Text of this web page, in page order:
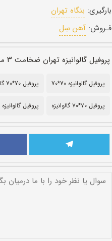
بارگیری: بنگاه تهران
فـروش: آهن سِل
پروفیل گالوانیزه تهران ضخامت ۳ میل سایز ۷۰*۷۰ طول ۶ متر
پروفیل گالوانیزه 70*70 پروفیل 70*70 گالوانیزه
پروفیل ۷۰*۷۰ گالوانیزه پروفیل گالوانیزه ۳ میل